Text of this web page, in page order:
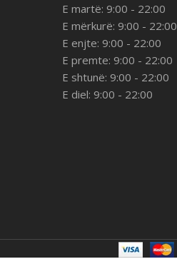
E martë: 9:00 - 22:00
E mërkurë: 9:00 - 22:00
E enjte: 9:00 - 22:00
E premte: 9:00 - 22:00
E shtunë: 9:00 - 22:00
E diel: 9:00 - 22:00